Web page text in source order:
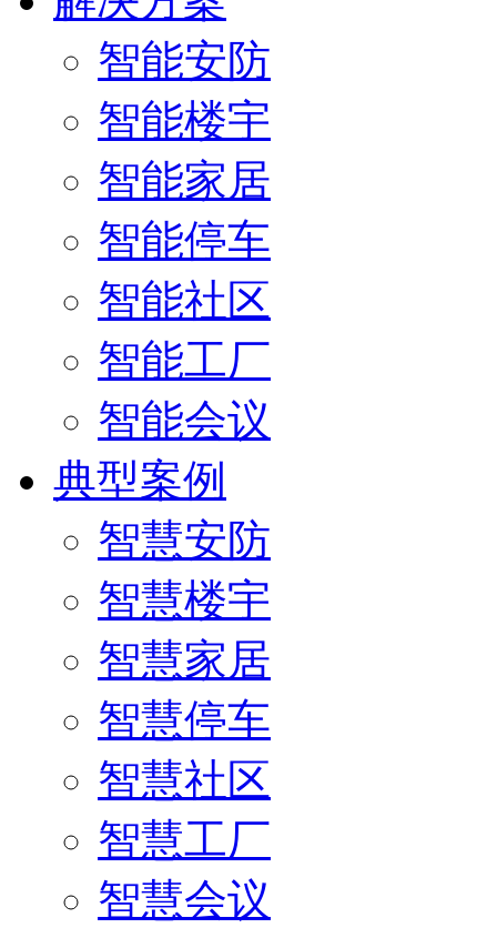
智能安防
智能楼宇
智能家居
智能停车
智能社区
智能工厂
智能会议
典型案例
智慧安防
智慧楼宇
智慧家居
智慧停车
智慧社区
智慧工厂
智慧会议